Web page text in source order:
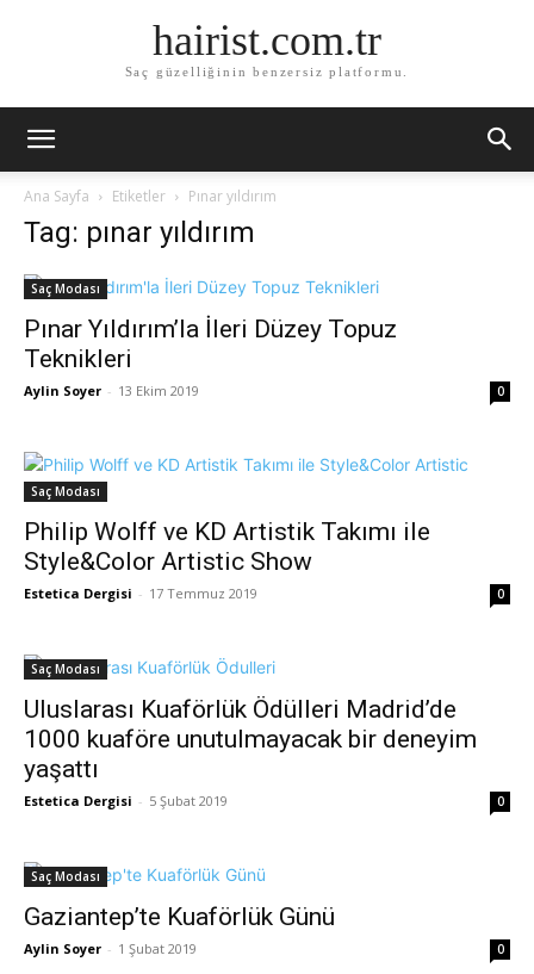
hairist.com.tr
Saç güzelliğinin benzersiz platformu.
Ana Sayfa Etiketler Pınar yıldırım
Tag: pınar yıldırım
Saç Modası
Pınar Yıldırım’la İleri Düzey Topuz
Teknikleri
Aylin Soyer - 13 Ekim 2019 0
Saç Modası
Philip Wolff ve KD Artistik Takımı ile
Style&Color Artistic Show
Estetica Dergisi - 17 Temmuz 2019 0
Saç Modası
Uluslarası Kuaförlük Ödülleri Madrid’de
1000 kuaföre unutulmayacak bir deneyim
yaşattı
Estetica Dergisi - 5 Şubat 2019 0
Saç Modası
Gaziantep’te Kuaförlük Günü
Aylin Soyer - 1 Şubat 2019 0